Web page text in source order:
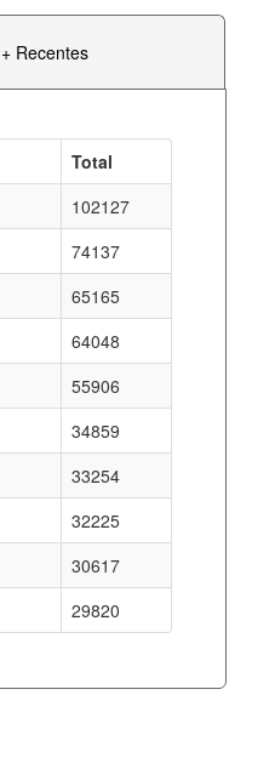
+ Recentes
Total
102127
74137
65165
64048
55906
34859
33254
32225
30617
29820